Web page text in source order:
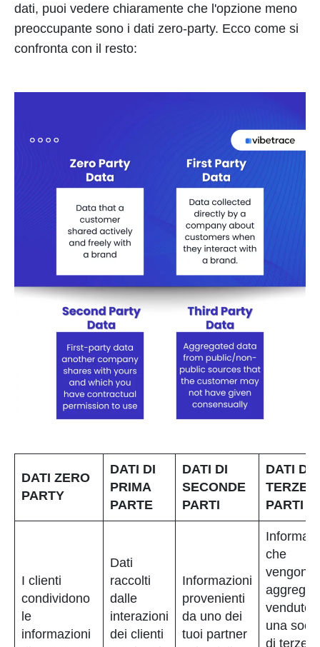
dati, puoi vedere chiaramente che l'opzione meno
preoccupante sono i dati zero-party. Ecco come si
confronta con il resto:
DATI ZERO
PARTY
DATI DI
PRIMA
PARTE
DATI DI
SECONDE
PARTI
DATI DI
TERZE
PARTI
I clienti
condividono
le
informazioni
Dati
raccolti
dalle
interazioni
dei clienti
Informazioni
provenienti
da uno dei
tuoi partner
che
vengono
vendute
una
di terze